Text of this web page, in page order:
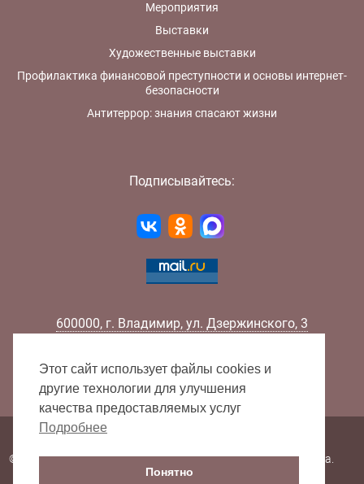
Мероприятия
Выставки
Художественные выставки
Профилактика финансовой преступности и основы интернет-
безопасности
Антитеррор: знания спасают жизни
Подписывайтесь:
600000, г. Владимир, ул. Дзержинского, 3
Факс:
+7 (4922) 32-52-88
E-mail:
info@lib33.ru
© 2000 - 2026 Владимирская областная научная библиотека.
Этот сайт использует файлы cookies и
другие технологии для улучшения
качества предоставляемых услуг
Подробнее
Понятно